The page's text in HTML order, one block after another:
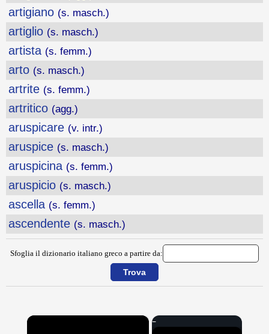
artigiano (s. masch.)
artiglio (s. masch.)
artista (s. femm.)
arto (s. masch.)
artrite (s. femm.)
artritico (agg.)
aruspicare (v. intr.)
aruspice (s. masch.)
aruspicina (s. femm.)
aruspicio (s. masch.)
ascella (s. femm.)
ascendente (s. masch.)
Sfoglia il dizionario italiano greco a partire da:
×